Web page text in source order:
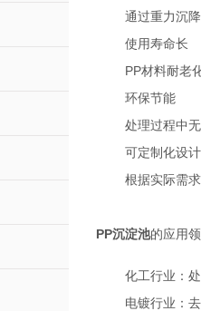
通过重力沉
使用寿命长
PP材料耐老
环保节能
处理过程中
可定制化设计
根据实际需
PP沉淀池的应用
化工行业：
电镀行业：